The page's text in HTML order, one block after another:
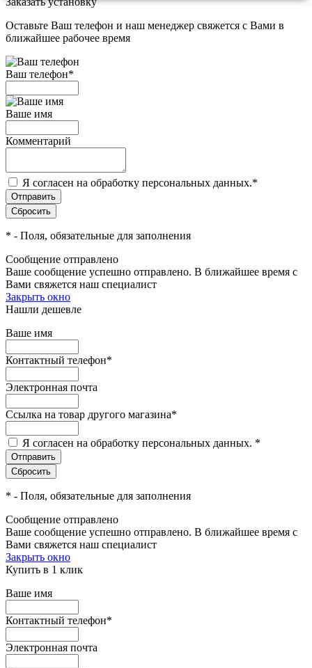
Оставьте Ваш телефон и наш менеджер свяжется с Вами в
ближайшее рабочее время
Ваш телефон*
Ваше имя
Комментарий
Я согласен на обработку персональных данных.*
* - Поля, обязательные для заполнения
Сообщение отправлено
Ваше сообщение успешно отправлено. В ближайшее время с
Вами свяжется наш специалист
Закрыть окно
Нашли дешевле
Ваше имя
Контактный телефон*
Электронная почта
Ссылка на товар другого магазина*
Я согласен на обработку персональных данных. *
* - Поля, обязательные для заполнения
Сообщение отправлено
Ваше сообщение успешно отправлено. В ближайшее время с
Вами свяжется наш специалист
Закрыть окно
Купить в 1 клик
Ваше имя
Контактный телефон*
Электронная почта